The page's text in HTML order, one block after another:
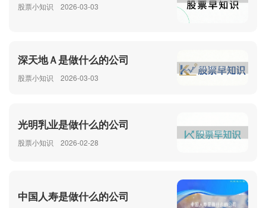
股票小知识 2026-03-03
深天地Ａ是做什么的公司
股票小知识 2026-03-03
光明乳业是做什么的公司
股票小知识 2026-02-28
中国人寿是做什么的公司